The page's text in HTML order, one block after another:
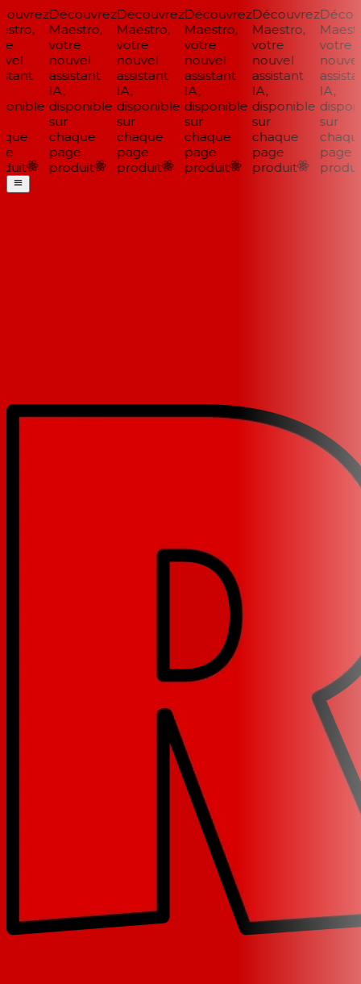
Découvrez
Maestro,
votre
nouvel
assistant
IA,
disponible
sur
chaque
page
produit
Découvrez
Maestro,
votre
nouvel
assistant
IA,
disponible
sur
chaque
page
produit
Découvrez
Maestro,
votre
nouvel
assistant
IA,
disponible
sur
chaque
page
produit
Découvrez
Maestro,
votre
nouvel
assistant
IA,
disponible
sur
chaque
page
produit
votre
nouvel
IA,
sur
chaque
page
produit